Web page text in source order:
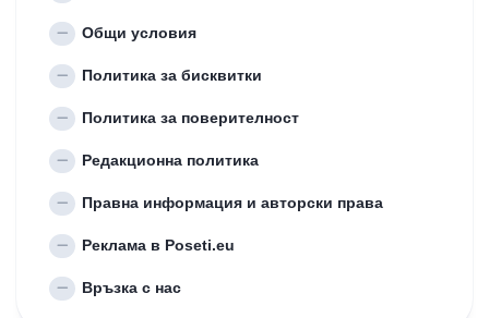
Общи условия
Политика за бисквитки
Политика за поверителност
Редакционна политика
Правна информация и авторски права
Реклама в Poseti.eu
Връзка с нас